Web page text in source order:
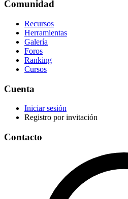
Comunidad
Recursos
Herramientas
Galería
Foros
Ranking
Cursos
Cuenta
Iniciar sesión
Registro por invitación
Contacto